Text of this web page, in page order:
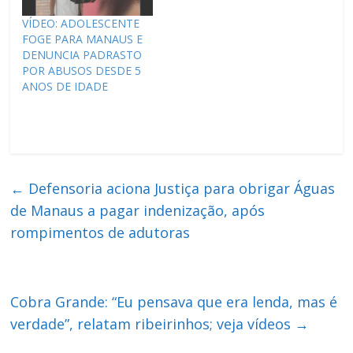
VÍDEO: ADOLESCENTE
FOGE PARA MANAUS E
DENUNCIA PADRASTO
POR ABUSOS DESDE 5
ANOS DE IDADE
← Defensoria aciona Justiça para obrigar Águas
de Manaus a pagar indenização, após
rompimentos de adutoras
Cobra Grande: “Eu pensava que era lenda, mas é
verdade”, relatam ribeirinhos; veja vídeos →